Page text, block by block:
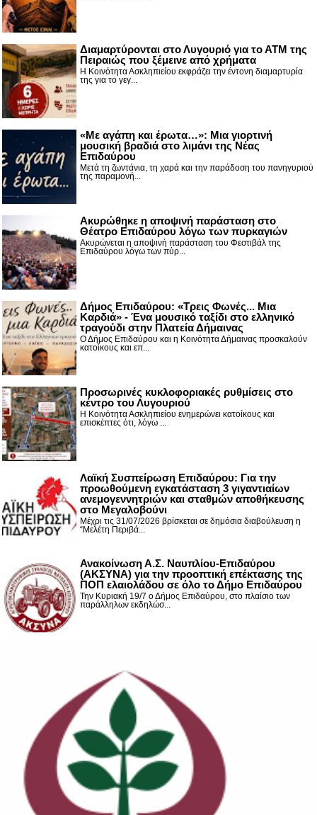
Διαμαρτύρονται στο Λυγουριό για το ΑΤΜ της
Πειραιώς που ξέμεινε από χρήματα
Η Κοινότητα Ασκληπιείου εκφράζει την έντονη διαμαρτυρία
της για το γεγ...
«Με αγάπη και έρωτα…»: Μια γιορτινή
μουσική βραδιά στο λιμάνι της Νέας
Επιδαύρου
Μετά τη ζωντάνια, τη χαρά και την παράδοση του πανηγυριού
της παραμονή...
Ακυρώθηκε η αποψινή παράσταση στο
Θέατρο Επιδαύρου λόγω των πυρκαγιών
Ακυρώνεται η αποψινή παράσταση του Φεστιβάλ της
Επιδαύρου λόγω των πύρ...
Δήμος Επιδαύρου: «Τρεις Φωνές... Μια
Καρδιά» - Ένα μουσικό ταξίδι στο ελληνικό
τραγούδι στην Πλατεία Δήμαινας
Ο Δήμος Επιδαύρου και η Κοινότητα Δήμαινας προσκαλούν
κατοίκους και επ...
Προσωρινές κυκλοφοριακές ρυθμίσεις στο
κέντρο του Λυγουριού
Η Κοινότητα Ασκληπιείου ενημερώνει κατοίκους και
επισκέπτες ότι, λόγω ...
Λαϊκή Συσπείρωση Επιδαύρου: Για την
προωθούμενη εγκατάσταση 3 γιγαντιαίων
ανεμογεννητριών και σταθμών αποθήκευσης
στο Μεγαλοβούνι
Μέχρι τις 31/07/2026 βρίσκεται σε δημόσια διαβούλευση η
“Μελέτη Περιβά...
Ανακοίνωση Α.Σ. Ναυπλίου-Επιδαύρου
(ΑΚΣΥΝΑ) για την προοπτική επέκτασης της
ΠΟΠ ελαιολάδου σε όλο το Δήμο Επιδαύρου
Την Κυριακή 19/7 ο Δήμος Επιδαύρου, στο πλαίσιο των
παράλληλων εκδηλώσ...